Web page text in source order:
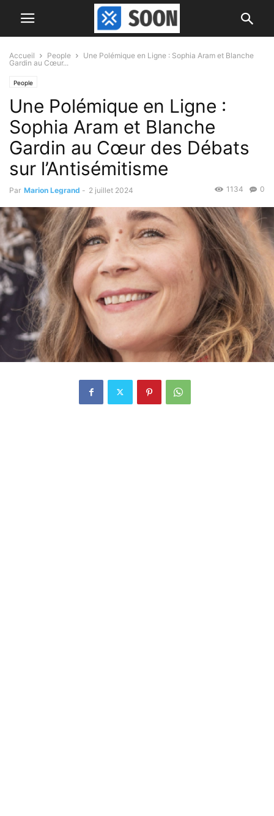
Accueil People
Une Polémique en Ligne : Sophia Aram et Blanche
Gardin au Cœur...
People
Une Polémique en Ligne :
Sophia Aram et Blanche
Gardin au Cœur des Débats
sur l’Antisémitisme
Par Marion Legrand - 2 juillet 2024 0
1134